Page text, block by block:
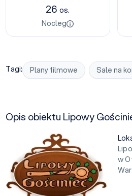
26os.
Nocleg
Tagi: Plany filmowe Sale na
Opis obiektu Lipowy
w